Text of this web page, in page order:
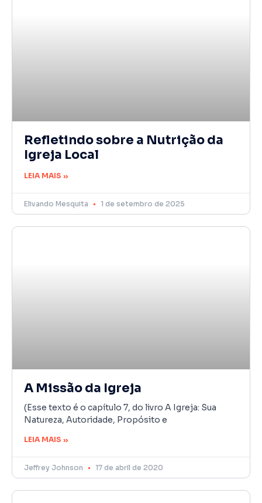
Refletindo sobre a Nutrição da
Igreja Local
LEIA MAIS »
Elivando Mesquita 1 de setembro de 2025
A Missão da Igreja
(Esse texto é o capítulo 7, do livro A Igreja: Sua
Natureza, Autoridade, Propósito e
LEIA MAIS »
Jeffrey Johnson 17 de abril de 2020